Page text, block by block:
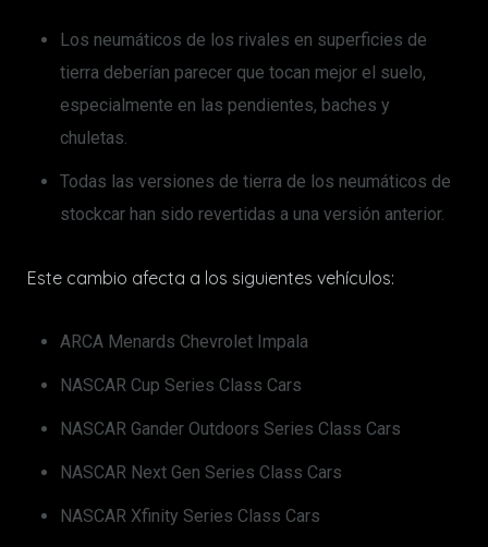
Los neumáticos de los rivales en superficies de
tierra deberían parecer que tocan mejor el suelo,
especialmente en las pendientes, baches y
chuletas.
Todas las versiones de tierra de los neumáticos de
stockcar han sido revertidas a una versión anterior.
Este cambio afecta a los siguientes vehículos:
ARCA Menards Chevrolet Impala
NASCAR Cup Series Class Cars
NASCAR Gander Outdoors Series Class Cars
NASCAR Next Gen Series Class Cars
NASCAR Xfinity Series Class Cars